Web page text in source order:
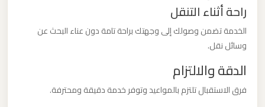
راحة أثناء التنقل
الخدمة تضمن وصولك إلى وجهتك براحة تامة دون عناء البحث عن
وسائل نقل.
الدقة والالتزام
فرق الاستقبال تلتزم بالمواعيد وتوفر خدمة دقيقة ومحترفة.
العرب
ليموزين